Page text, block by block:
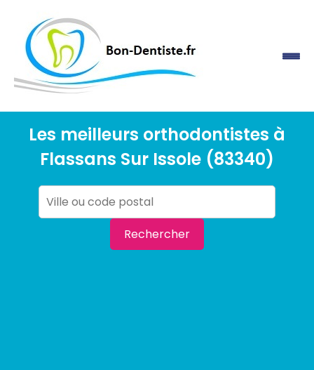
Les meilleurs orthodontistes à
Flassans Sur Issole (83340)
Rechercher